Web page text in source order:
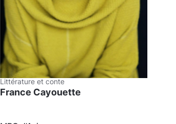
Littérature et conte
France Cayouette